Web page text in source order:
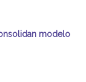
modelo